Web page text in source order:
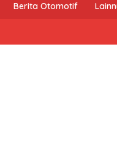
Berita Otomotif